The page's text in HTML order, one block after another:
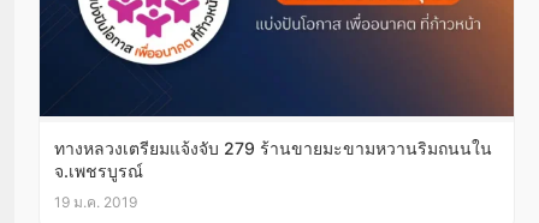
ทางหลวงเตรียมแจ้งจับ 279 ร้านขายมะขามหวานริมถนนใน
จ.เพชรบูรณ์
19 ม.ค. 2019